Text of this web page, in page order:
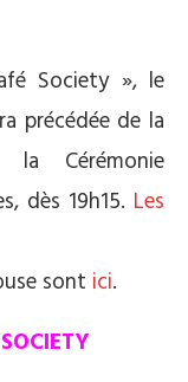
Society », le
précédée de la
Cérémonie
dès 19h15. Les
sont ici.